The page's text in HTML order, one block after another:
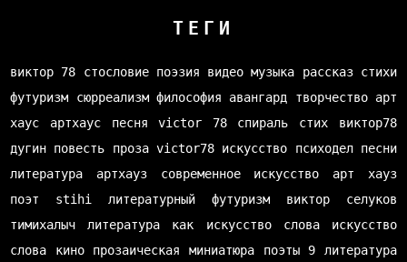
ТЕГИ
виктор 78 стословие поэзия видео музыка рассказ стихи
футуризм
сюрреализм философия авангард творчество арт
хаус
артхаус песня victor 78 спираль стих
виктор78
дугин повесть проза victor78 искусство психодел песни
литература
артхауз современное искусство
арт хауз
поэт
stihi литературный футуризм
виктор селуков
тимихалыч
литература как искусство слова
искусство
слова
кино прозаическая миниатюра поэты
9 литература